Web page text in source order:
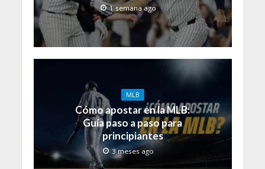
1 semana ago
MLB
Cómo apostar en la MLB:
Guía paso a paso para
principiantes
3 meses ago